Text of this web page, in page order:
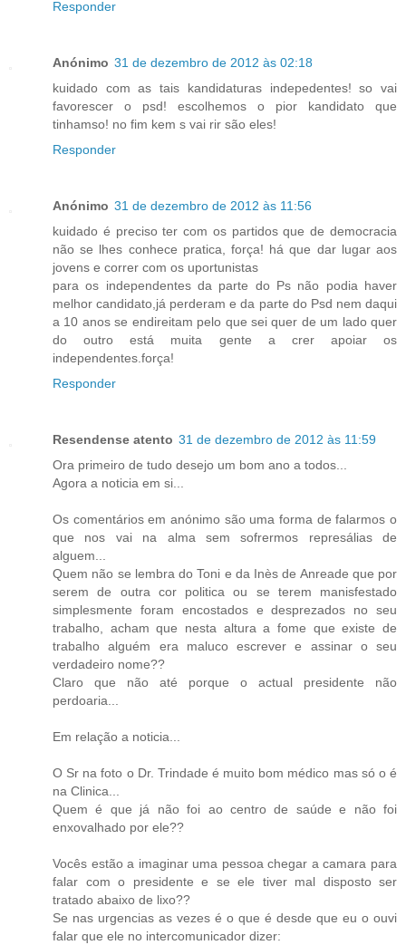
Responder
Anónimo 31 de dezembro de 2012 às 02:18
kuidado com as tais kandidaturas indepedentes! so vai
favorescer o psd! escolhemos o pior kandidato que
tinhamso! no fim kem s vai rir são eles!
Responder
Anónimo 31 de dezembro de 2012 às 11:56
kuidado é preciso ter com os partidos que de democracia
não se lhes conhece pratica, força! há que dar lugar aos
jovens e correr com os uportunistas
para os independentes da parte do Ps não podia haver
melhor candidato,já perderam e da parte do Psd nem daqui
a 10 anos se endireitam pelo que sei quer de um lado quer
do outro está muita gente a crer apoiar os
independentes.força!
Responder
Resendense atento 31 de dezembro de 2012 às 11:59
Ora primeiro de tudo desejo um bom ano a todos...
Agora a noticia em si...
Os comentários em anónimo são uma forma de falarmos o
que nos vai na alma sem sofrermos represálias de
alguem...
Quem não se lembra do Toni e da Inès de Anreade que por
serem de outra cor politica ou se terem manisfestado
simplesmente foram encostados e desprezados no seu
trabalho, acham que nesta altura a fome que existe de
trabalho alguém era maluco escrever e assinar o seu
verdadeiro nome??
Claro que não até porque o actual presidente não
perdoaria...
Em relação a noticia...
O Sr na foto o Dr. Trindade é muito bom médico mas só o é
na Clinica...
Quem é que já não foi ao centro de saúde e não foi
enxovalhado por ele??
Vocês estão a imaginar uma pessoa chegar a camara para
falar com o presidente e se ele tiver mal disposto ser
tratado abaixo de lixo??
Se nas urgencias as vezes é o que é desde que eu o ouvi
falar que ele no intercomunicador dizer: